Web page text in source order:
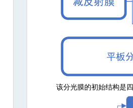
该分光膜的初始结构是